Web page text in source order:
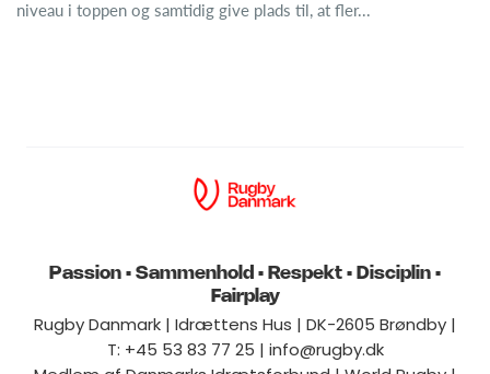
niveau i toppen og samtidig give plads til, at fler...
Passion • Sammenhold • Respekt • Disciplin •
Fairplay
Rugby Danmark | Idrættens Hus | DK-2605 Brøndby |
T: +45 53 83 77 25 | info@rugby.dk